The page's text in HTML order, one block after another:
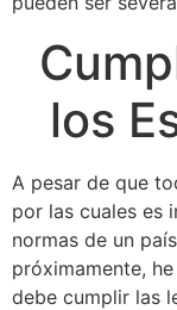
los
A pesar de que
por las cuales es
normas de un
próximamente,
debe cumplir las